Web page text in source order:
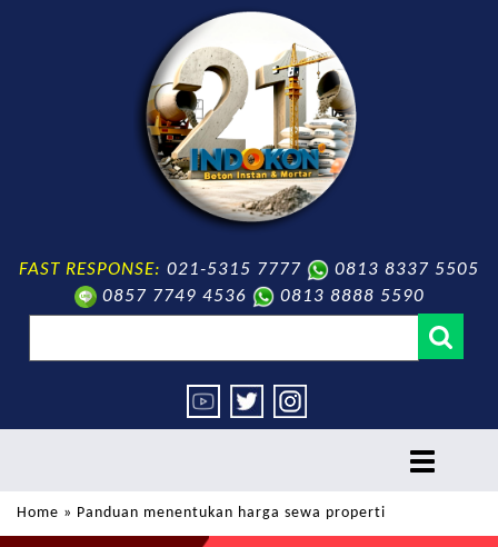
FAST RESPONSE: 021-5315 7777
0813 8337 5505
0857 7749 4536
0813 8888 5590
toggle
Home » Panduan menentukan harga sewa properti